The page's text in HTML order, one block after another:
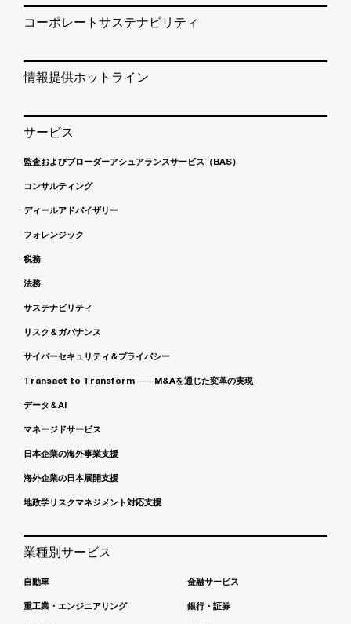
コーポレートサステナビリティ
情報提供ホットライン
サービス
監査およびブローダーアシュアランスサービス（BAS）
コンサルティング
ディールアドバイザリー
フォレンジック
税務
法務
サステナビリティ
リスク＆ガバナンス
サイバーセキュリティ＆プライバシー
Transact to Transform ――M&Aを通じた変革の実現
データ＆AI
マネージドサービス
日本企業の海外事業支援
海外企業の日本展開支援
地政学リスクマネジメント対応支援
業種別サービス
自動車
重工業・エンジニアリング
金融サービス
銀行・証券